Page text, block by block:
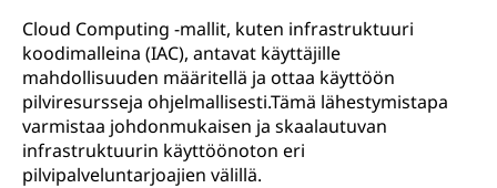
Cloud Computing -mallit, kuten infrastruktuuri
koodimalleina (IAC), antavat käyttäjille
mahdollisuuden määritellä ja ottaa käyttöön
pilviresursseja ohjelmallisesti.Tämä lähestymistapa
varmistaa johdonmukaisen ja skaalautuvan
infrastruktuurin käyttöönoton eri
pilvipalveluntarjoajien välillä.